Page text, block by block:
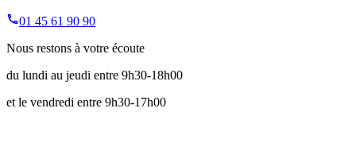
01 45 61 90 90
Nous restons à votre écoute
du lundi au jeudi entre 9h30-18h00
et le vendredi entre 9h30-17h00